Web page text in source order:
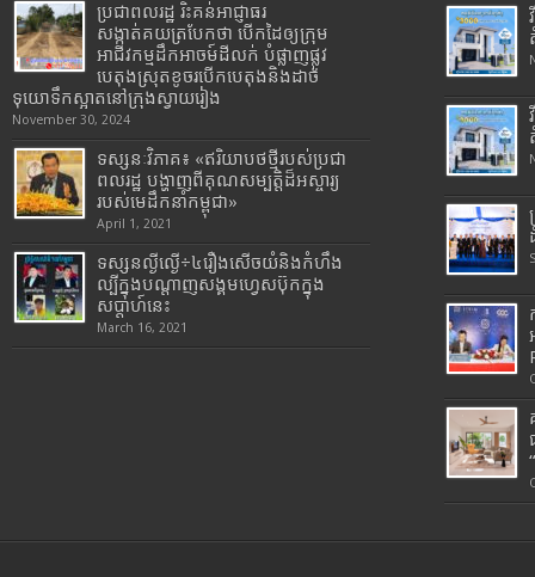
ប្រជាពលរដ្ឋ រិះគន់អាជ្ញាធរ
សង្កាត់គយត្របែកថា បើកដៃឲ្យក្រុម
អាជីវកម្មដឹកអាចម៍ដីលក់ បំផ្លាញផ្លូវ
បេតុងស្រុតខូចរបើកបេតុងនិងដាច់
ទុយោទឹកស្អាតនៅក្រុងស្វាយរៀង
November 30, 2024
ទស្សនៈវិភាគ៖ «ឥរិយាបថថ្មីរបស់ប្រជា
ពលរដ្ឋ បង្ហាញពីគុណសម្បត្តិដ៏អស្ចារ្យ
របស់មេដឹកនាំកម្ពុជា»
April 1, 2021
ទស្សនល្ងីល្ងើ÷៤រឿងសើចយំនិងកំហឹង
ល្បីក្នុងបណ្តាញសង្គមហ្វេសប៊ុកក្នុង
សប្តាហ៍នេះ
March 16, 2021